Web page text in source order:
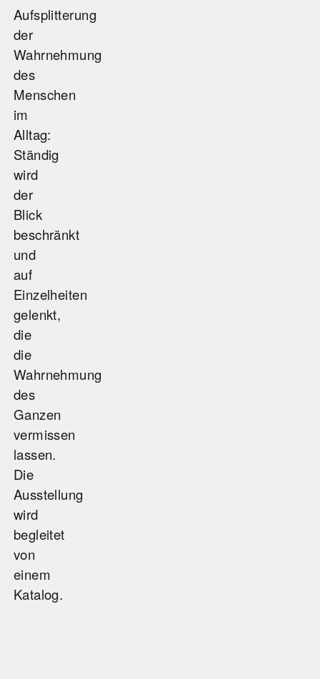
Aufsplitterung
der
Wahrnehmung
des
Menschen
im
Alltag:
Ständig
wird
der
Blick
beschränkt
und
auf
Einzelheiten
gelenkt,
die
die
Wahrnehmung
des
Ganzen
vermissen
lassen.
Die
Ausstellung
wird
begleitet
von
einem
Katalog.